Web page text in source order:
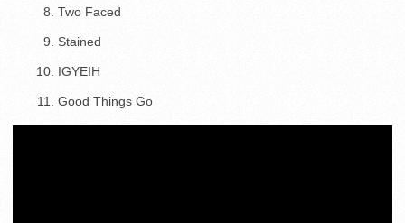
Two Faced
Stained
IGYEIH
Good Things Go